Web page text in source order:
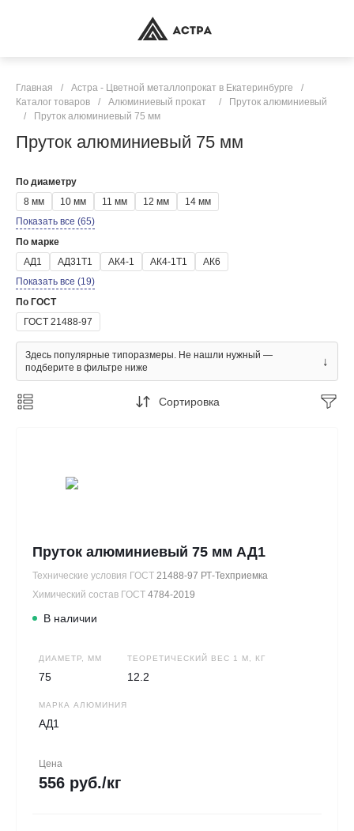
Главная / Астра - Цветной металлопрокат в Екатеринбурге
/
Каталог товаров
/ Алюминиевый прокат /
Пруток алюминиевый
/
Пруток алюминиевый 75 мм
Пруток алюминиевый 75 мм
По диаметру
8 мм
10 мм 11 мм 12 мм
14 мм
Показать все (65)
По марке
АД1
АД31Т1 АК4-1 АК4-1Т1
АК6
Показать все (19)
По ГОСТ
ГОСТ 21488-97
Здесь популярные типоразмеры. Не нашли нужный —
подберите в фильтре ниже
↓
Сортировка
Пруток алюминиевый 75 мм АД1
Технические условия ГОСТ 21488-97 РТ-Техприемка
Химический состав ГОСТ 4784-2019
В наличии
ДИАМЕТР, ММ
75
ТЕОРЕТИЧЕСКИЙ ВЕС 1 М, КГ
12.2
МАРКА АЛЮМИНИЯ
АД1
Цена
556 руб./кг